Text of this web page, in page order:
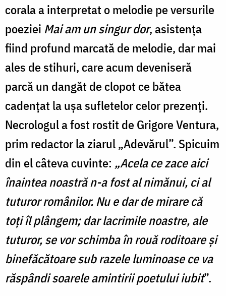
corala a interpretat o melodie pe versurile
poeziei Mai am un singur dor, asistența
fiind profund marcată de melodie, dar mai
ales de stihuri, care acum deveniseră
parcă un dangăt de clopot ce bătea
cadențat la ușa sufletelor celor prezenți.
Necrologul a fost rostit de Grigore Ventura,
prim redactor la ziarul „Adevărul”. Spicuim
din el câteva cuvinte: „Acela ce zace aici
înaintea noastră n-a fost al nimănui, ci al
tuturor românilor. Nu e dar de mirare că
toți îl plângem; dar lacrimile noastre, ale
tuturor, se vor schimba în rouă roditoare și
binefăcătoaresub razele luminoase ce va
răspândi soarele amintirii poetului iubit”.